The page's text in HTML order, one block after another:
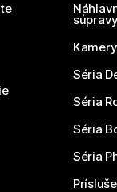
súpravy
Kamery
Séria
Séria
Séria
Séria